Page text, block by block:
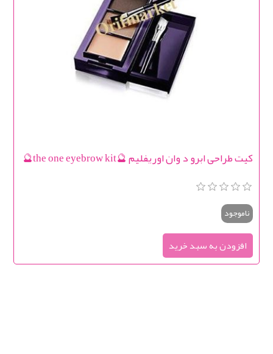
کیت طراحی ابرو د وان اوریفلیم 🔮the one eyebrow kit🔮
ناموجود